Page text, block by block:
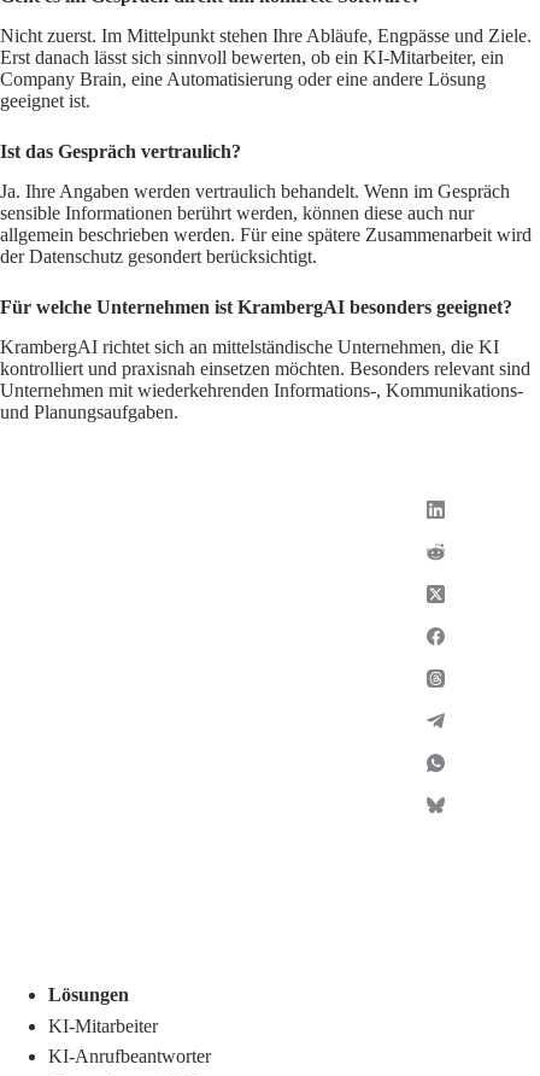
Nicht zuerst. Im Mittelpunkt stehen Ihre Abläufe, Engpässe und Ziele.
Erst danach lässt sich sinnvoll bewerten, ob ein KI-Mitarbeiter, ein
Company Brain, eine Automatisierung oder eine andere Lösung
geeignet ist.
Ist das Gespräch vertraulich?
Ja. Ihre Angaben werden vertraulich behandelt. Wenn im Gespräch
sensible Informationen berührt werden, können diese auch nur
allgemein beschrieben werden. Für eine spätere Zusammenarbeit wird
der Datenschutz gesondert berücksichtigt.
Für welche Unternehmen ist KrambergAI besonders geeignet?
KrambergAI richtet sich an mittelständische Unternehmen, die KI
kontrolliert und praxisnah einsetzen möchten. Besonders relevant sind
Unternehmen mit wiederkehrenden Informations-, Kommunikations-
und Planungsaufgaben.
Lösungen
KI-Mitarbeiter
KI-Anrufbeantworter